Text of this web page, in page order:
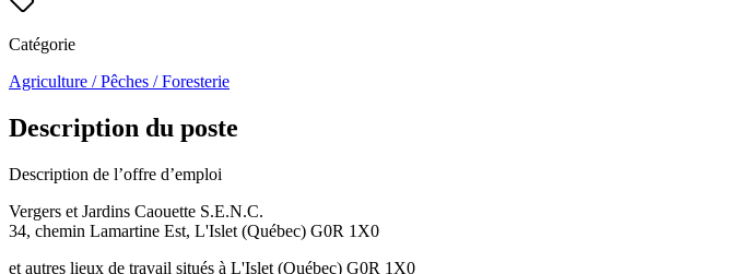
Catégorie
Agriculture / Pêches / Foresterie
Description du poste
Description de l’offre d’emploi
Vergers et Jardins Caouette S.E.N.C.
34, chemin Lamartine Est, L'Islet (Québec) G0R 1X0
et autres lieux de travail situés à L'Islet (Québec) G0R 1X0